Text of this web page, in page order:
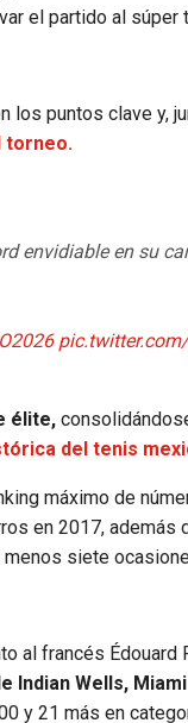
el partido al súper
los puntos clave y,
torneo.
envidiable en su
élite,
del tenis
máximo de
en 2017, además
menos siete
al francés Édouard
Indian Wells,
y 21 más en